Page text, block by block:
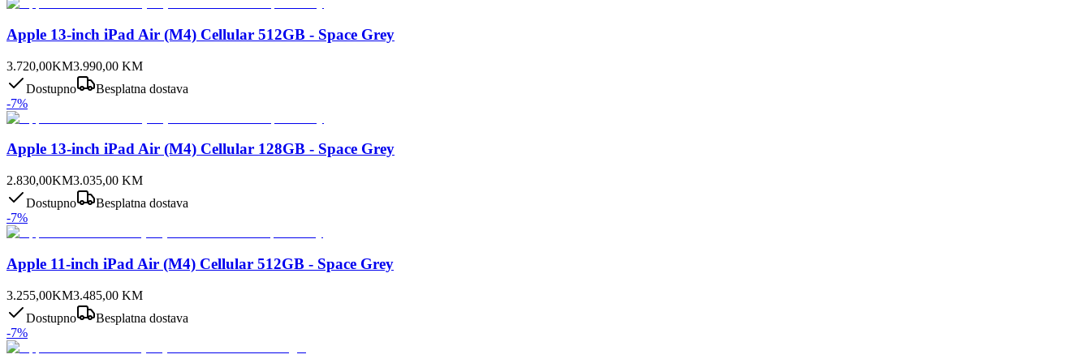
Apple 13-inch iPad Air (M4) Cellular 512GB - Space Grey
3.720,00KM3.990,00 KM
Dostupno
Besplatna dostava
-7%
Apple 13-inch iPad Air (M4) Cellular 128GB - Space Grey
2.830,00KM3.035,00 KM
Dostupno
Besplatna dostava
-7%
Apple 11-inch iPad Air (M4) Cellular 512GB - Space Grey
3.255,00KM3.485,00 KM
Dostupno
Besplatna dostava
-7%